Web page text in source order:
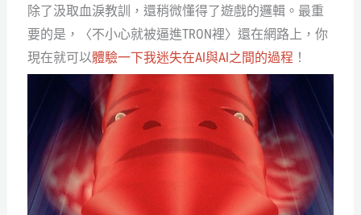
除了汲取血淚教訓，還稍微懂得了遊戲的邏輯。最重
要的是，〈不小心就被逼進TRON裡〉還在網路上，你
現在就可以體驗一下我迷失在AI與AI之間的過程 ！